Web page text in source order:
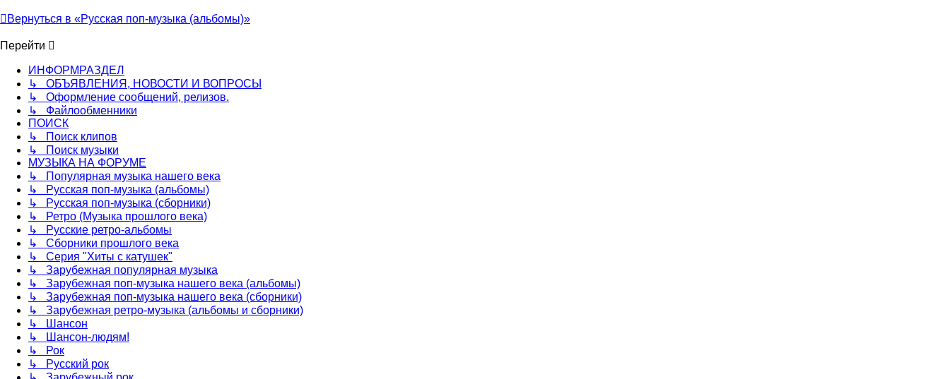
Вернуться в «Русская поп-музыка (альбомы)»
Перейти
ИНФОРМРАЗДЕЛ
↳ ОБЪЯВЛЕНИЯ, НОВОСТИ И ВОПРОСЫ
↳ Оформление сообщений, релизов.
↳ Файлообменники
ПОИСК
↳ Поиск клипов
↳ Поиск музыки
МУЗЫКА НА ФОРУМЕ
↳ Популярная музыка нашего века
↳ Русская поп-музыка (альбомы)
↳ Русская поп-музыка (сборники)
↳ Ретро (Музыка прошлого века)
↳ Русские ретро-альбомы
↳ Сборники прошлого века
↳ Серия "Хиты с катушек"
↳ Зарубежная популярная музыка
↳ Зарубежная поп-музыка нашего века (альбомы)
↳ Зарубежная поп-музыка нашего века (сборники)
↳ Зарубежная ретро-музыка (альбомы и сборники)
↳ Шансон
↳ Шансон-людям!
↳ Рок
↳ Русский рок